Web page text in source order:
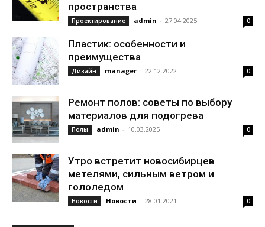
пространства
Проектирование admin - 27.04.2025 0
Пластик: особенности и
преимущества
Дизайн manager - 22.12.2022 0
Ремонт полов: советы по выбору
материалов для подогрева
Полы admin - 10.03.2025 0
Утро встретит новосибирцев
метелями, сильным ветром и
гололедом
Новости Новости - 28.01.2021 0